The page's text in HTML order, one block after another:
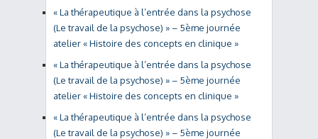
« La thérapeutique à l’entrée dans la psychose
(Le travail de la psychose) » – 5ème journée
atelier « Histoire des concepts en clinique »
« La thérapeutique à l’entrée dans la psychose
(Le travail de la psychose) » – 5ème journée
atelier « Histoire des concepts en clinique »
« La thérapeutique à l’entrée dans la psychose
(Le travail de la psychose) » – 5ème journée